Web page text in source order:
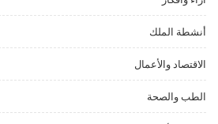
أنشطة الملك
الاقتصاد والأعمال
الطب والصحة